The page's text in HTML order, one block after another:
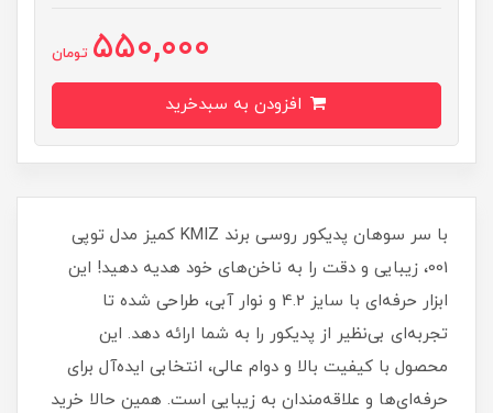
550,000 تومان
با سر سوهان پدیکور روسی برند KMIZ کمیز مدل توپی
001، زیبایی و دقت را به ناخن‌های خود هدیه دهید! این
ابزار حرفه‌ای با سایز 4.2 و نوار آبی، طراحی شده تا
تجربه‌ای بی‌نظیر از پدیکور را به شما ارائه دهد. این
محصول با کیفیت بالا و دوام عالی، انتخابی ایده‌آل برای
حرفه‌ای‌ها و علاقه‌مندان به زیبایی است. همین حالا خرید